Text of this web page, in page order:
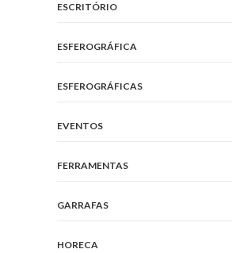
ESCRITÓRIO
ESFEROGRÁFICA
ESFEROGRÁFICAS
EVENTOS
FERRAMENTAS
GARRAFAS
HORECA